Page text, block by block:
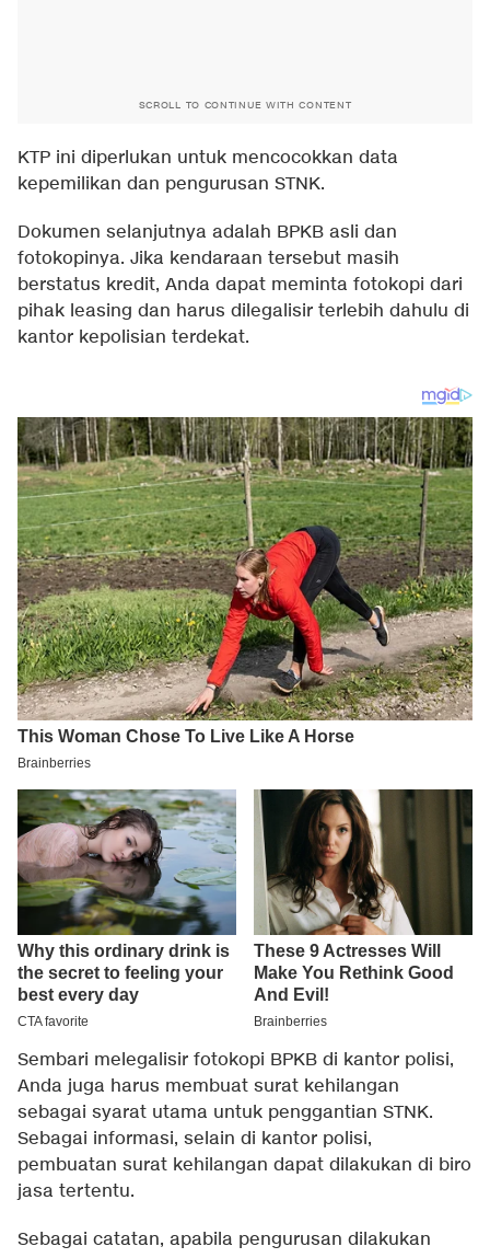
SCROLL TO CONTINUE WITH CONTENT
KTP ini diperlukan untuk mencocokkan data
kepemilikan dan pengurusan STNK.
Dokumen selanjutnya adalah BPKB asli dan
fotokopinya. Jika kendaraan tersebut masih
berstatus kredit, Anda dapat meminta fotokopi dari
pihak leasing dan harus dilegalisir terlebih dahulu di
kantor kepolisian terdekat.
Sembari melegalisir fotokopi BPKB di kantor polisi,
Anda juga harus membuat surat kehilangan
sebagai syarat utama untuk penggantian STNK.
Sebagai informasi, selain di kantor polisi,
pembuatan surat kehilangan dapat dilakukan di biro
jasa tertentu.
Sebagai catatan, apabila pengurusan dilakukan